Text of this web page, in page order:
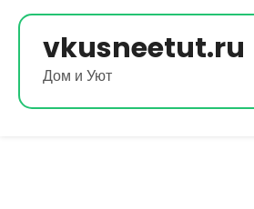
Перейти
содержимому
vkusneetut.ru
Дом и Уют